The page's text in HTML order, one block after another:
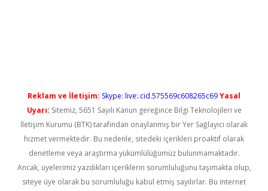
Reklam ve İletişim: Skype: live:.cid.575569c608265c69Yasal
Uyarı: Sitemiz, 5651 Sayılı Kanun gereğince Bilgi Teknolojileri ve
İletişim Kurumu (BTK) tarafından onaylanmış bir Yer Sağlayıcı olarak
hizmet vermektedir. Bu nedenle, sitedeki içerikleri proaktif olarak
denetleme veya araştırma yükümlülüğümüz bulunmamaktadır.
Ancak, üyelerimiz yazdıkları içeriklerin sorumluluğunu taşımakta olup,
siteye üye olarak bu sorumluluğu kabul etmiş sayılırlar. Bu internet